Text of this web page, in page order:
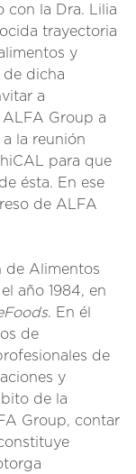
con la Dra. Lilia
trayectoria
y
de dicha
a
Group a
la reunión
para que
ésta. En ese
de ALFA
de Alimentos
año 1984, en
. En él
de
de
y
de la
Group, contar